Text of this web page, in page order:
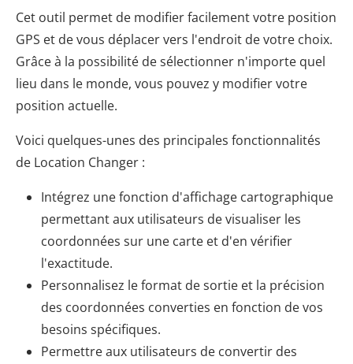
Cet outil permet de modifier facilement votre position
GPS et de vous déplacer vers l'endroit de votre choix.
Grâce à la possibilité de sélectionner n'importe quel
lieu dans le monde, vous pouvez y modifier votre
position actuelle.
Voici quelques-unes des principales fonctionnalités
de Location Changer :
Intégrez une fonction d'affichage cartographique
permettant aux utilisateurs de visualiser les
coordonnées sur une carte et d'en vérifier
l'exactitude.
Personnalisez le format de sortie et la précision
des coordonnées converties en fonction de vos
besoins spécifiques.
Permettre aux utilisateurs de convertir des